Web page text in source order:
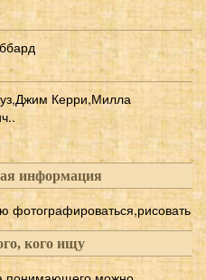
Керри,Милла
информация
кого ищу